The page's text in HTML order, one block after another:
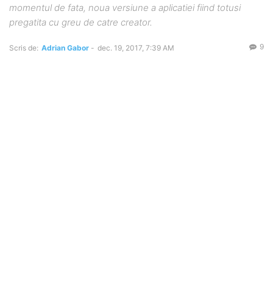
momentul de fata, noua versiune a aplicatiei fiind totusi
pregatita cu greu de catre creator.
Scris de: Adrian Gabor - dec. 19, 2017, 7:39 AM 9